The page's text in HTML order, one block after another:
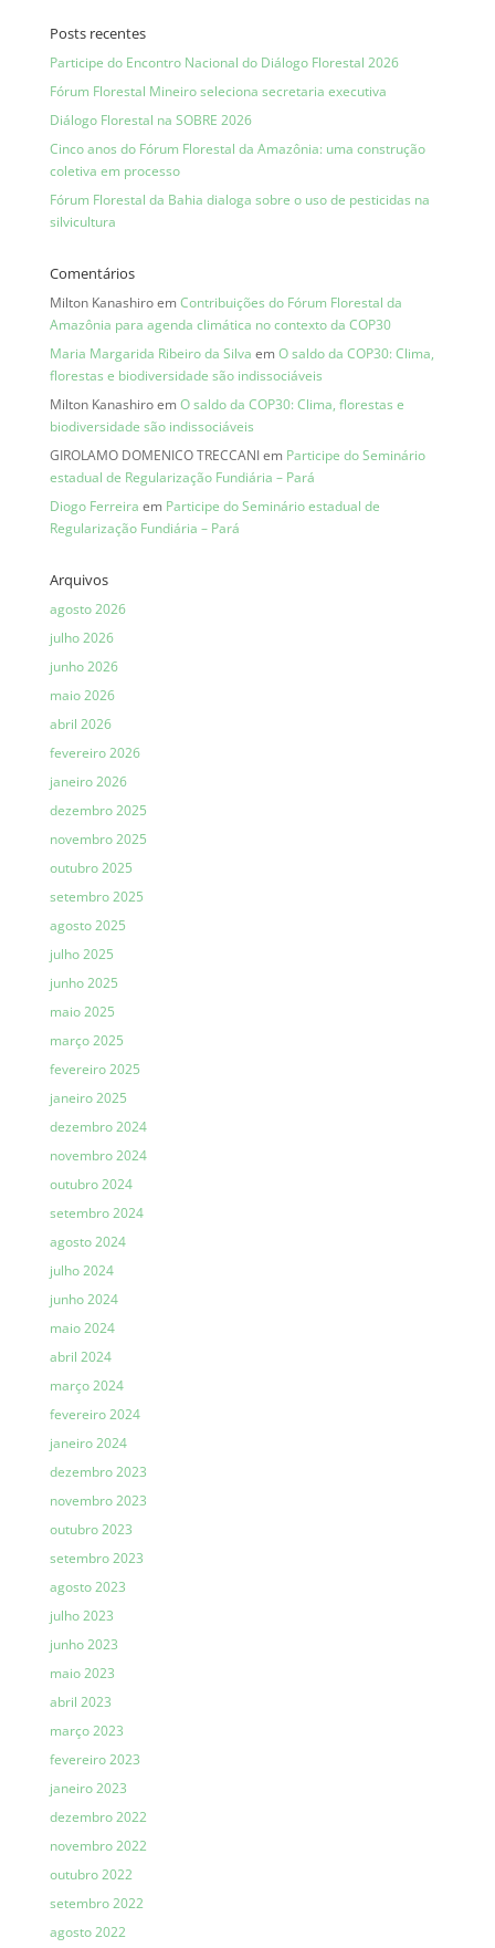
Posts recentes
Participe do Encontro Nacional do Diálogo Florestal 2026
Fórum Florestal Mineiro seleciona secretaria executiva
Diálogo Florestal na SOBRE 2026
Cinco anos do Fórum Florestal da Amazônia: uma construção
coletiva em processo
Fórum Florestal da Bahia dialoga sobre o uso de pesticidas na
silvicultura
Comentários
Milton Kanashiroem Contribuições do Fórum Florestal da
Amazônia para agenda climática no contexto da COP30
Maria Margarida Ribeiro da Silva em O saldo da COP30: Clima,
florestas e biodiversidade são indissociáveis
Milton Kanashiroem O saldo da COP30: Clima, florestas e
biodiversidade são indissociáveis
GIROLAMO DOMENICO TRECCANIem Participe do Seminário
estadual de Regularização Fundiária – Pará
Diogo Ferreira em Participe do Seminário estadual de
Regularização Fundiária – Pará
Arquivos
agosto 2026
julho 2026
junho 2026
maio 2026
abril 2026
fevereiro 2026
janeiro 2026
dezembro 2025
novembro 2025
outubro 2025
setembro 2025
agosto 2025
julho 2025
junho 2025
maio 2025
março 2025
fevereiro 2025
janeiro 2025
dezembro 2024
novembro 2024
outubro 2024
setembro 2024
agosto 2024
julho 2024
junho 2024
maio 2024
abril 2024
março 2024
fevereiro 2024
janeiro 2024
dezembro 2023
novembro 2023
outubro 2023
setembro 2023
agosto 2023
julho 2023
junho 2023
maio 2023
abril 2023
março 2023
fevereiro 2023
janeiro 2023
dezembro 2022
novembro 2022
outubro 2022
setembro 2022
agosto 2022